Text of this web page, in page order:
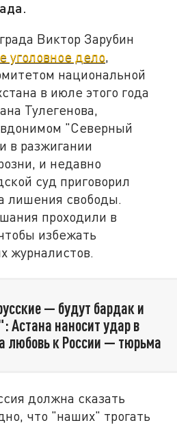
Виктор Зарубин
уголовное дело,
национальной
в июле этого года
Тулегенова,
"Северный
в разжигании
и недавно
суд приговорил
лишения свободы.
проходили в
избежать
журналистов.
— будут бардак и
Астана наносит удар в
любовь к России — тюрьма
должна сказать
что "наших" трогать